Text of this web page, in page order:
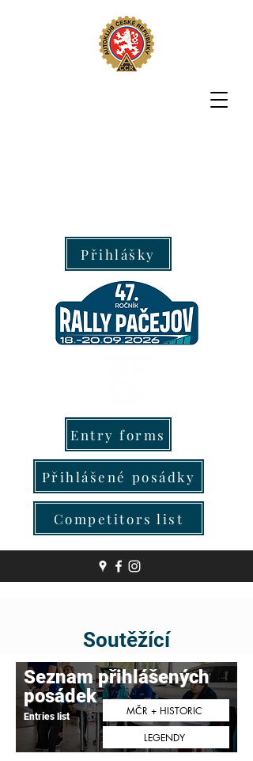
Přihlášky
Entry forms
Přihlášené posádky
Competitors list
Soutěžící
MČR + HISTORIC
LEGENDY
Entries list
Seznam přihlášených
posádek